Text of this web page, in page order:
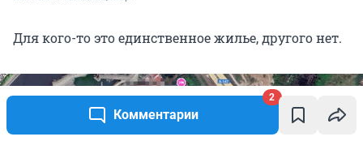
Комментарии
2
Для кого-то это единственное жилье, другого нет.